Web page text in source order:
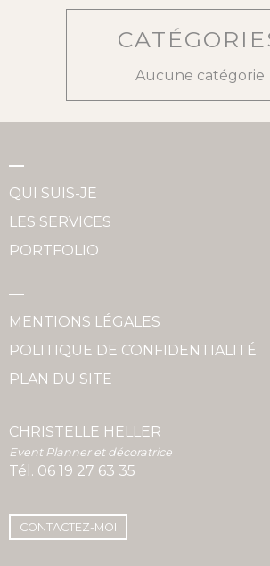
Aucune catégorie
QUI SUIS-JE
LES SERVICES
PORTFOLIO
MENTIONS LÉGALES
POLITIQUE DE CONFIDENTIALITÉ
PLAN DU SITE
CHRISTELLE HELLER
Event Planner et décoratrice
Tél. 06 19 27 63 35
CONTACTEZ-MOI